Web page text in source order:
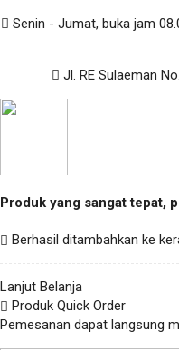
Senin - Jumat, buka jam
Jl. RE Sulaeman
Produk yang sangat tepat,
Berhasil ditambahkan ke
Lanjut Belanja
Produk Quick Order
Pemesanan dapat langsung